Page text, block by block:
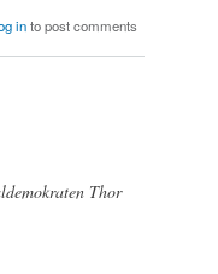
into post comments
Thor